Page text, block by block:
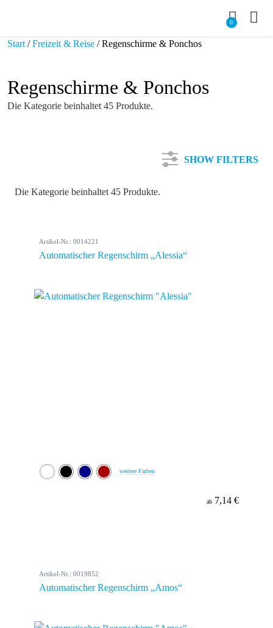
0
Start /Freizeit & Reise / Regenschirme & Ponchos
Regenschirme & Ponchos
Die Kategorie beinhaltet 45 Produkte.
SHOW FILTERS
Farbe
Die Kategorie beinhaltet 45 Produkte.
Artikel-Nr.: 0014221
Automatischer Regenschirm „Alessia“
weitere Farben
ab 7,14 €
Artikel-Nr.: 0019852
Automatischer Regenschirm „Amos“